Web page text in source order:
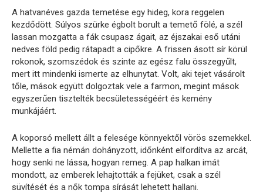
A hatvanéves gazda temetése egy hideg, kora reggelen
kezdődött. Súlyos szürke égbolt borult a temető fölé, a szél
lassan mozgatta a fák csupasz ágait, az éjszakai eső utáni
nedves föld pedig rátapadt a cipőkre. A frissen ásott sír körül
rokonok, szomszédok és szinte az egész falu összegyűlt,
mert itt mindenki ismerte az elhunytat. Volt, aki tejet vásárolt
tőle, mások együtt dolgoztak vele a farmon, megint mások
egyszerűen tisztelték becsületességéért és kemény
munkájáért.
A koporsó mellett állt a felesége könnyektől vörös szemekkel.
Mellette a fia némán dohányzott, időnként elfordítva az arcát,
hogy senki ne lássa, hogyan remeg. A pap halkan imát
mondott, az emberek lehajtották a fejüket, csak a szél
süvítését és a nők tompa sírását lehetett hallani.